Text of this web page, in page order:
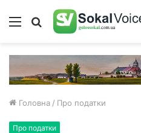
Меню Пошук
Головна / Про податки
Про податки